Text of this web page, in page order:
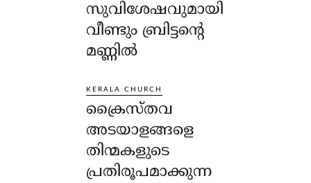
സുവിശേഷവുമായി
വീണ്ടും ബ്രിട്ടന്റെ
മണ്ണിൽ
KERALA CHURCH
ക്രൈസ്തവ
അടയാളങ്ങളെ
തിന്മകളുടെ
പ്രതിരൂപമാക്കുന്ന